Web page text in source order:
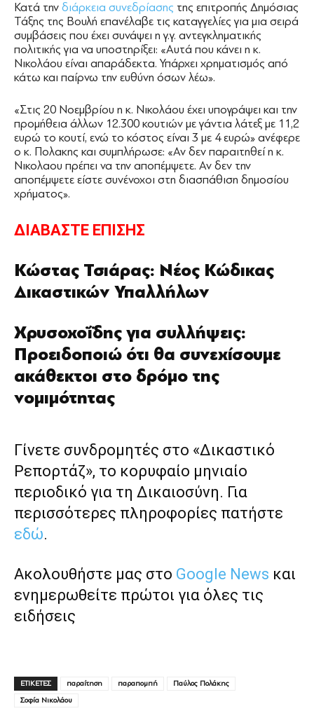
Κατά την διάρκεια συνεδρίασης της επιτροπής Δημόσιας
Τάξης της Βουλή επανέλαβε τις καταγγελίες για μια σειρά
συμβάσεις που έχει συνάψει η γ.γ. αντεγκληματικής
πολιτικής για να υποστηρίξει: «Αυτά που κάνει η κ.
Νικολάου είναι απαράδεκτα. Υπάρχει χρηματισμός από
κάτω και παίρνω την ευθύνη όσων λέω».
«Στις 20 Νοεμβρίου η κ. Νικολάου έχει υπογράψει και την
προμήθεια άλλων 12.300 κουτιών με γάντια λάτεξ με 11,2
ευρώ το κουτί, ενώ το κόστος είναι 3 με 4 ευρώ» ανέφερε
ο κ. Πολακης και συμπλήρωσε: «Αν δεν παραιτηθεί η κ.
Νικολαου πρέπει να την αποπέμψετε. Αν δεν την
αποπέμψετε είστε συνένοχοι στη διασπάθιση δημοσίου
χρήματος».
ΔΙΑΒΑΣΤΕ ΕΠΙΣΗΣ
Κώστας Τσιάρας: Νέος Κώδικας
Δικαστικών Υπαλλήλων
Χρυσοχοΐδης για συλλήψεις:
Προειδοποιώ ότι θα συνεχίσουμε
ακάθεκτοι στο δρόμο της
νομιμότητας
Γίνετε συνδρομητές στο «Δικαστικό
Ρεπορτάζ», το κορυφαίο μηνιαίο
περιοδικό για τη Δικαιοσύνη. Για
περισσότερες πληροφορίες πατήστε
εδώ.
Ακολουθήστε μας στο Google News και
ενημερωθείτε πρώτοι για όλες τις
ειδήσεις
ΕΤΙΚΕΤΕΣ παραίτηση παραπομπή
Παύλος Πολάκης
Σοφία Νικολάου